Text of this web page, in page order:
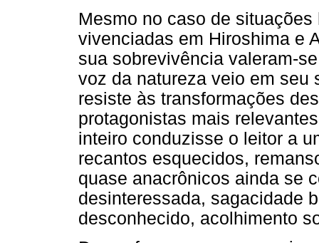
Mesmo no caso de
vivenciadas em Hiroshima e
sua sobrevivência valeram-
voz da natureza veio em seu
resiste às transformações
protagonistas mais
inteiro conduzisse o leitor a
recantos esquecidos,
quase anacrônicos ainda se
desinteressada, sagacidade
desconhecido, acolhimento